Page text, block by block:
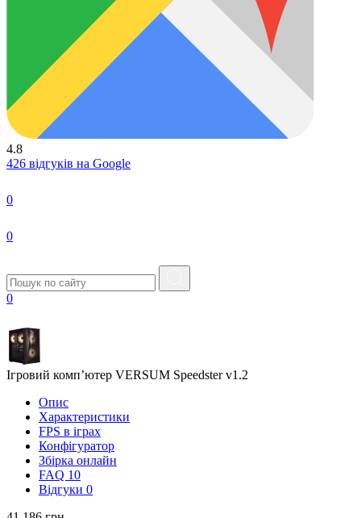
4.8
426 відгуків на Google
0
0
0
Ігровий комп’ютер VERSUM Speedster v1.2
Опис
Характеристики
FPS в iграх
Конфігуратор
Збірка онлайн
FAQ 10
Вiдгуки 0